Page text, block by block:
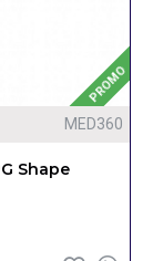
PROMO
MED360
Shape